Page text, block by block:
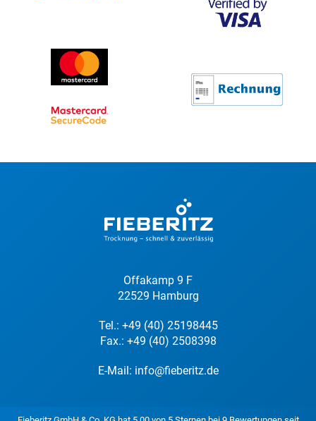
Offakamp 9 F
22529 Hamburg
Tel.: +49 (40) 25198445
Fax.: +49 (40) 2508398
E-Mail: info@fieberitz.de